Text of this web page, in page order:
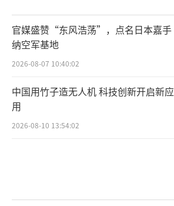
官媒盛赞“东风浩荡”，点名日本嘉手
纳空军基地
2026-08-07 10:40:02
中国用竹子造无人机 科技创新开启新应
用
2026-08-10 13:54:02